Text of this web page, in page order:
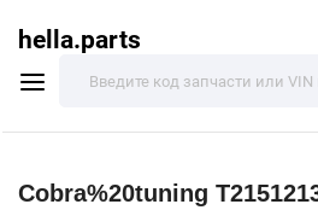
hella.parts
Cobra%20tuning